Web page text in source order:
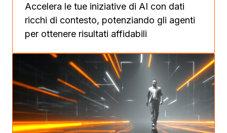
Accelera le tue iniziative di AI con dati
ricchi di contesto, potenziando gli agenti
per ottenere risultati affidabili